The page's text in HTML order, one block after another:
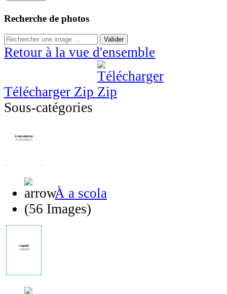
Recherche de photos
Valider
Retour à la vue d'ensemble
Télécharger Zip
Sous-catégories
À a scola
(56 Images)